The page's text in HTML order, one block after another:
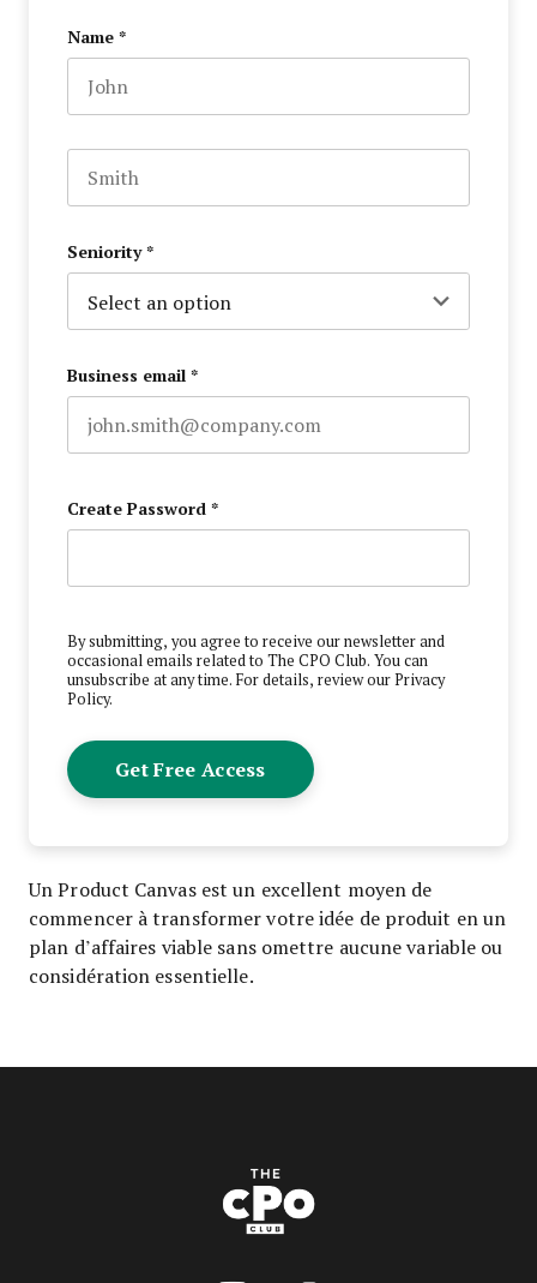
Name*
First name
Last name
Seniority*
Business email*
Create Password*
By submitting, you agree to receive our newsletter and
occasional emails related to The CPO Club. You can
unsubscribe at any time. For details, review ourPrivacy
Policy.
Un Product Canvas est un excellent moyen de
commencer à transformer votre idée de produit en un
plan d’affaires viable sans omettre aucune variable ou
considération essentielle.